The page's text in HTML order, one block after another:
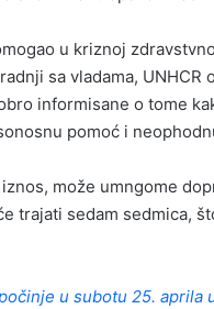
u kriznoj
sa vladama,
informisane o tome
pomoć i
može umngome
trajati sedam sedmica,
u subotu 25. aprila